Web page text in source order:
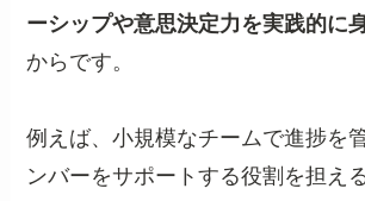
ーシップや意思決定力を実践的に
からです。
例えば、小規模なチームで進捗を
ンバーをサポートする役割を担え